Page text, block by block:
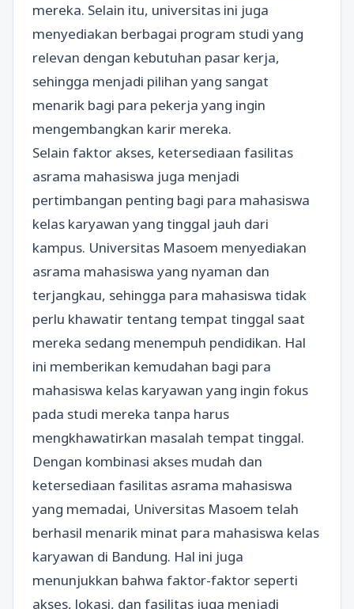
mereka. Selain itu, universitas ini juga
menyediakan berbagai program studi yang
relevan dengan kebutuhan pasar kerja,
sehingga menjadi pilihan yang sangat
menarik bagi para pekerja yang ingin
mengembangkan karir mereka.
Selain faktor akses, ketersediaan fasilitas
asrama mahasiswa juga menjadi
pertimbangan penting bagi para mahasiswa
kelas karyawan yang tinggal jauh dari
kampus. Universitas Masoem menyediakan
asrama mahasiswa yang nyaman dan
terjangkau, sehingga para mahasiswa tidak
perlu khawatir tentang tempat tinggal saat
mereka sedang menempuh pendidikan. Hal
ini memberikan kemudahan bagi para
mahasiswa kelas karyawan yang ingin fokus
pada studi mereka tanpa harus
mengkhawatirkan masalah tempat tinggal.
Dengan kombinasi akses mudah dan
ketersediaan fasilitas asrama mahasiswa
yang memadai, Universitas Masoem telah
berhasil menarik minat para mahasiswa kelas
karyawan di Bandung. Hal ini juga
menunjukkan bahwa faktor-faktor seperti
akses, lokasi, dan fasilitas juga menjadi